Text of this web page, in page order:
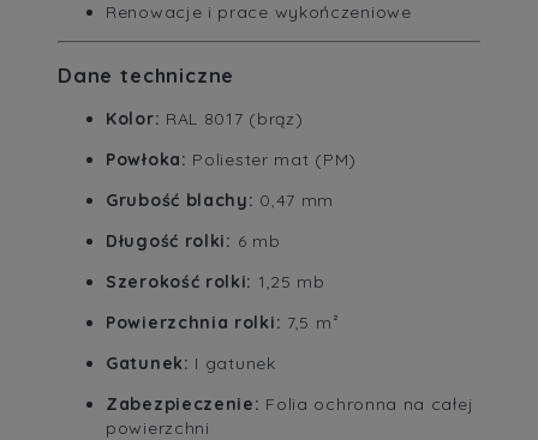
Renowacje i prace wykończeniowe
Dane techniczne
Kolor: RAL 8017 (brąz)
Powłoka: Poliester mat (PM)
Grubość blachy: 0,47 mm
Długość rolki: 6 mb
Szerokość rolki: 1,25 mb
Powierzchnia rolki: 7,5 m²
Gatunek: I gatunek
Zabezpieczenie: Folia ochronna na całej
powierzchni